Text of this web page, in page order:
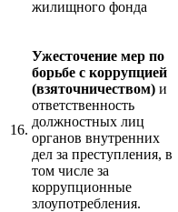
жилищного фонда
16.
Ужесточение мер по
борьбе с коррупцией
(взяточничеством) и
ответственность
должностных лиц
органов внутренних
дел за преступления, в
том числе за
коррупционные
злоупотребления.